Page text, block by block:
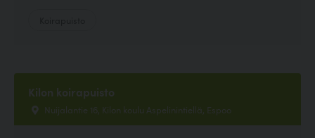
Kilon koirapuisto
Nuijalantie 16, Kilon koulu Aspelinintiellä, Espoo